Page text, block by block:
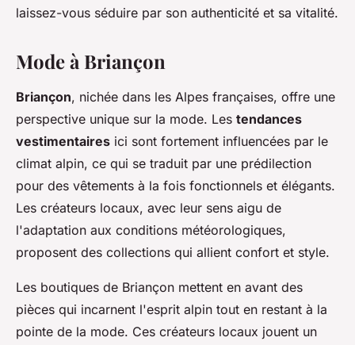
laissez-vous séduire par son authenticité et sa vitalité.
Mode à Briançon
Briançon, nichée dans les Alpes françaises, offre une
perspective unique sur la mode. Les tendances
vestimentaires ici sont fortement influencées par le
climat alpin, ce qui se traduit par une prédilection
pour des vêtements à la fois fonctionnels et élégants.
Les créateurs locaux, avec leur sens aigu de
l'adaptation aux conditions météorologiques,
proposent des collections qui allient confort et style.
Les boutiques de Briançon mettent en avant des
pièces qui incarnent l'esprit alpin tout en restant à la
pointe de la mode. Ces créateurs locaux jouent un